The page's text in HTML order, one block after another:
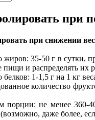
при
при снижении
жиров: 35-50 г в
и распределять их
белков: 1-1,5 г на 1 кг
количество
порции: не менее 360-
даже более,